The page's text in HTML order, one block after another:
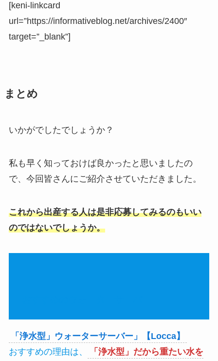
[keni-linkcard
url=”https://informativeblog.net/archives/2400″
target=”_blank”]
まとめ
いかがでしたでしょうか？
私も早く知っておけば良かったと思いましたの
で、今回皆さんにご紹介させていただきました。
これから出産する人は是非応募してみるのもいい
のではないでしょうか。
「浄水型」ウォーターサーバー」【Locca】
おすすめの理由は、
「浄水型」だから重たい水を